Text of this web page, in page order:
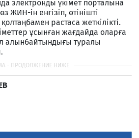
электронды үкімет порталына
ЖИН-ін енгізіп, өтінішті
растаса жеткілікті.
ұсынған жағдайда оларға
алынбайтындығы туралы